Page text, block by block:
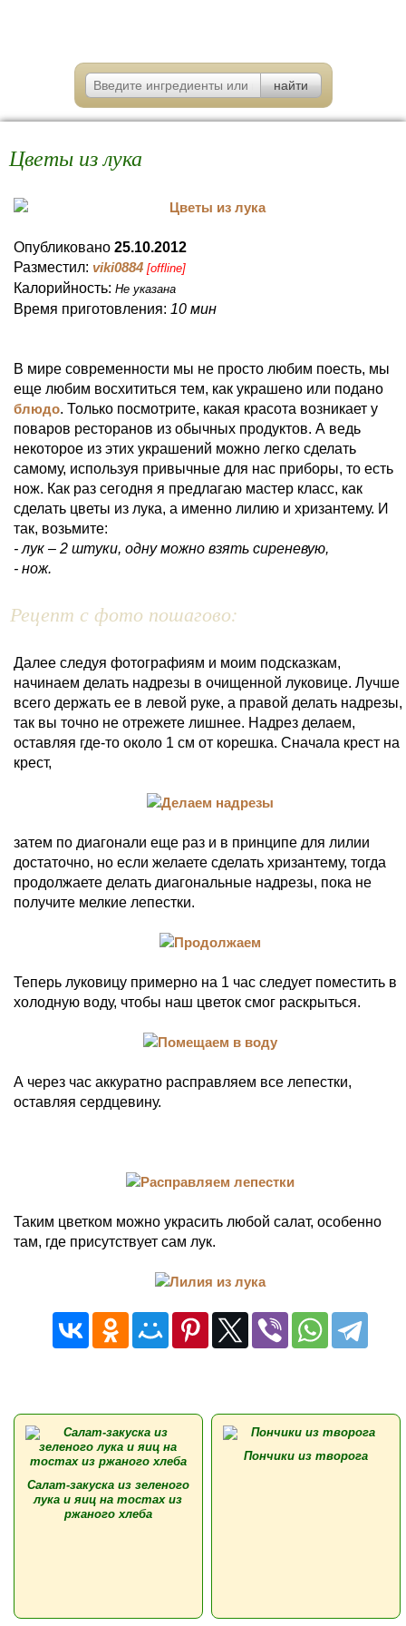
Цветы из лука
Опубликовано 25.10.2012
Разместил: viki0884 [offline]
Калорийность: Не указана
Время приготовления: 10 мин
В мире современности мы не просто любим поесть, мы
еще любим восхититься тем, как украшено или подано
блюдо. Только посмотрите, какая красота возникает у
поваров ресторанов из обычных продуктов. А ведь
некоторое из этих украшений можно легко сделать
самому, используя привычные для нас приборы, то есть
нож. Как раз сегодня я предлагаю мастер класс, как
сделать цветы из лука, а именно лилию и хризантему. И
так, возьмите:
- лук – 2 штуки, одну можно взять сиреневую,
- нож.
Рецепт с фото пошагово:
Далее следуя фотографиям и моим подсказкам,
начинаем делать надрезы в очищенной луковице. Лучше
всего держать ее в левой руке, а правой делать надрезы,
так вы точно не отрежете лишнее. Надрез делаем,
оставляя где-то около 1 см от корешка. Сначала крест на
крест,
затем по диагонали еще раз и в принципе для лилии
достаточно, но если желаете сделать хризантему, тогда
продолжаете делать диагональные надрезы, пока не
получите мелкие лепестки.
Теперь луковицу примерно на 1 час следует поместить в
холодную воду, чтобы наш цветок смог раскрыться.
А через час аккуратно расправляем все лепестки,
оставляя сердцевину.
Таким цветком можно украсить любой салат, особенно
там, где присутствует сам лук.
Салат-закуска из зеленого
лука и яиц на тостах из
ржаного хлеба
Пончики из творога